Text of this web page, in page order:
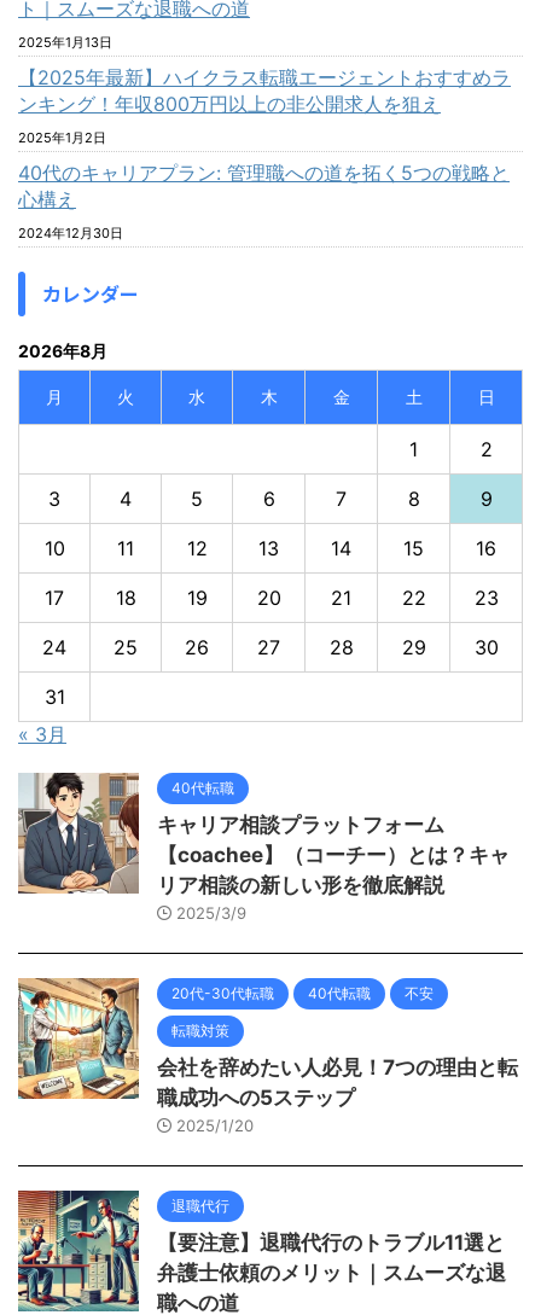
ト｜スムーズな退職への道
2025年1月13日
【2025年最新】ハイクラス転職エージェントおすすめラ
ンキング！年収800万円以上の非公開求人を狙え
2025年1月2日
40代のキャリアプラン: 管理職への道を拓く5つの戦略と
心構え
2024年12月30日
カレンダー
2026年8月
月 火 水 木 金 土 日
1 2
3 4 5 6 7 8 9
10 11 12 13 14 15 16
17 18 19 20 21 22 23
24 25 26 27 28 29 30
31
« 3月
40代転職
キャリア相談プラットフォーム
【coachee】（コーチー）とは？キャ
リア相談の新しい形を徹底解説
2025/3/9
20代-30代転職 40代転職 不安
転職対策
会社を辞めたい人必見！7つの理由と転
職成功への5ステップ
2025/1/20
退職代行
【要注意】退職代行のトラブル11選と
弁護士依頼のメリット｜スムーズな退
職への道